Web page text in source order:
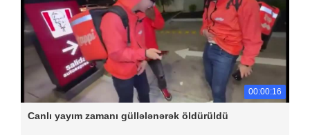
00:00:16
Canlı yayım zamanı güllələnərək öldürüldü